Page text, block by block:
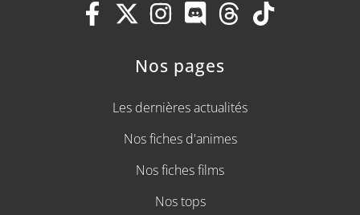
Nos pages
Les dernières actualités
Nos fiches d'animes
Nos fiches films
Nos tops